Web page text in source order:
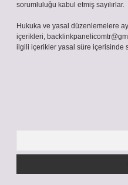
sorumluluğu kabul etmiş sayılırlar.
Hukuka ve yasal düzenlemelere
içerikleri,
ilgili içerikler yasal süre içerisinde